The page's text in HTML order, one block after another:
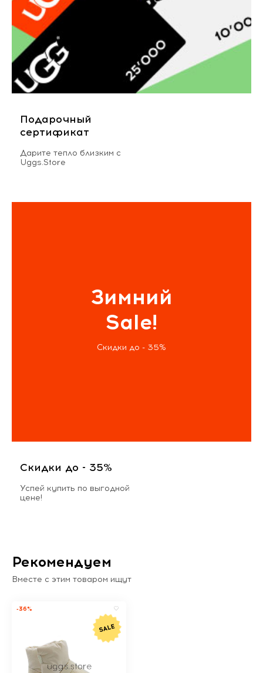
Подарочный
сертификат
Дарите тепло близким с
Uggs.Store
Зимний
Sale!
Скидки до - 35%
Скидки до - 35%
Успей купить по выгодной
цене!
Рекомендуем
Вместе с этим товаром ищут
-36%